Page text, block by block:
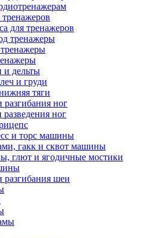
для тренажеров
тренажеры
и дельты
и груди
тяги
разгибания ног
ног
и торс машины
гакк и сквот машины
глют и ягодичные мостики
разгибания шеи